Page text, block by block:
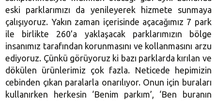
eski parklarımızı da yenileyerek hizmete sunmaya
çalışıyoruz. Yakın zaman içerisinde açacağımız 7 park
ile birlikte 260’a yaklaşacak parklarımızın bölge
insanımız tarafından korunmasını ve kollanmasını arzu
ediyoruz. Çünkü görüyoruz ki bazı parklarda kırılan ve
dökülen ürünlerimiz çok fazla. Neticede hepimizin
cebinden çıkan paralarla onarılıyor. Onun için buraları
kullanırken herkesin ‘Benim parkım’, ‘Ben buranın